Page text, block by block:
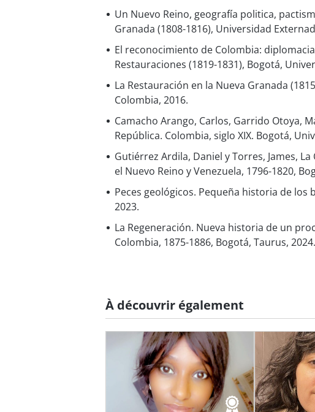
Un Nuevo Reino, geografía politica,
Granada (1808-1816), Universidad
El reconocimiento de Colombia:
Restauraciones (1819-1831), Bogotá,
La Restauración en la Nueva Granada
Colombia, 2016.
Camacho Arango, Carlos, Garrido Otoya,
República. Colombia, siglo XIX. Bogotá,
Gutiérrez Ardila, Daniel y Torres, James,
el Nuevo Reino y Venezuela, 1796-1820,
Peces geológicos. Pequeña historia de los
2023.
La Regeneración. Nueva historia de un
Colombia, 1875-1886, Bogotá, Taurus, 2024.
À découvrir également